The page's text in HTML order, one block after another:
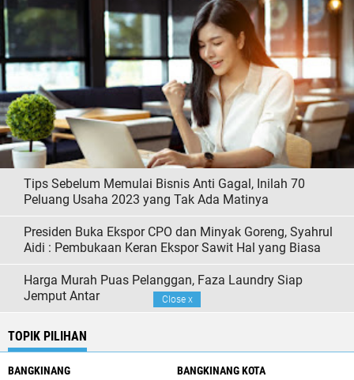
Tips Sebelum Memulai Bisnis Anti Gagal, Inilah 70
Peluang Usaha 2023 yang Tak Ada Matinya
Presiden Buka Ekspor CPO dan Minyak Goreng, Syahrul
Aidi : Pembukaan Keran Ekspor Sawit Hal yang Biasa
Harga Murah Puas Pelanggan, Faza Laundry Siap
Jemput Antar
TOPIK PILIHAN
BANGKINANG BANGKINANG KOTA
Close x